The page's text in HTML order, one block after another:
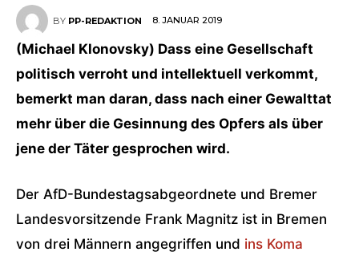
BY PP-REDAKTION 8. JANUAR 2019
(Michael Klonovsky) Dass eine Gesellschaft
politisch verroht und intellektuell verkommt,
bemerkt man daran, dass nach einer Gewalttat
mehr über die Gesinnung des Opfers als über
jene der Täter gesprochen wird.
Der AfD-Bundestagsabgeordnete und Bremer
Landesvorsitzende Frank Magnitz ist in Bremen
von drei Männern angegriffen und ins Koma